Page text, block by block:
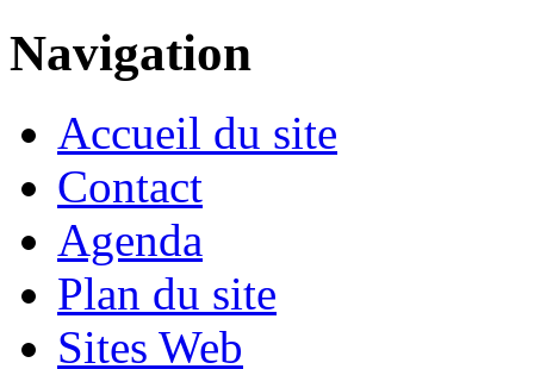
Navigation
Accueil du site
Contact
Agenda
Plan du site
Sites Web